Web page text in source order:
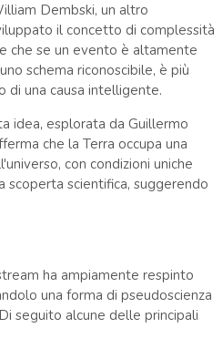
Dembski, un altro
il concetto di complessità
che se un evento è altamente
schema riconoscibile, è più
di una causa intelligente.
idea, esplorata da Guillermo
che la Terra occupa una
con condizioni uniche
scientifica, suggerendo
ha ampiamente respinto
una forma di pseudoscienza
seguito alcune delle principali